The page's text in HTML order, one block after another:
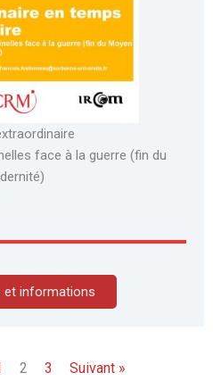
face à la guerre (fin du
et informations
2 3 Suivant »